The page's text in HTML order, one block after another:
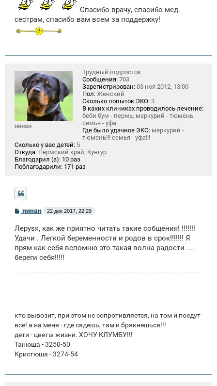
Спасибо врачу, спасибо мед.
сестрам, спасибо вам всем за поддержку!
нинан
Трудный подросток
Сообщения: 703
Зарегистрирован: 03 ноя 2012, 13:00
Пол: Женский
Сколько попыток ЭКО: 3
В каких клиниках проводилось лечение:
беби бум - пермь, меркурий - тюмень.
семья - уфа.
Где было удачное ЭКО: меркурий -
тюмень!!! семья - уфа!!!
Сколько у вас детей: 5
Откуда: Пермский край, Кунгур
Благодарил (а): 10 раз
Поблагодарили: 171 раз
С
о
б
щ
е
н
и
е
нинан 22 дек 2017, 22:29
Лeрysя, как же приятно читать такие собщения! !!!!!!!
Удачи . Легкой беременности и родов в срок!!!!!!! Я
прям как себя вспомню это такая волна радости ....
береги себя!!!!!
кто вывозит, при этом не сопротивляется, на том и поедут
все! а на меня - где сядешь, там и брякнешься!!!
дети - цветы жизни. ХОЧУ КЛУМБУ!!!
Танюша - 3250-50
Кристюша - 3274-54